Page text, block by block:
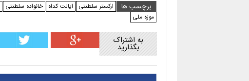
برچسب ها ارکستر سلطنتی ایالت کداه خانواده سلطنتی
موزه ملی
به اشتراک
بگذارید